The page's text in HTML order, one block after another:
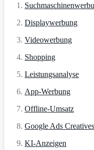
Displaywerbung
Videowerbung
Shopping
Leistungsanalyse
App-Werbung
Offline-Umsatz
Google Ads Creatives
KI-Anzeigen